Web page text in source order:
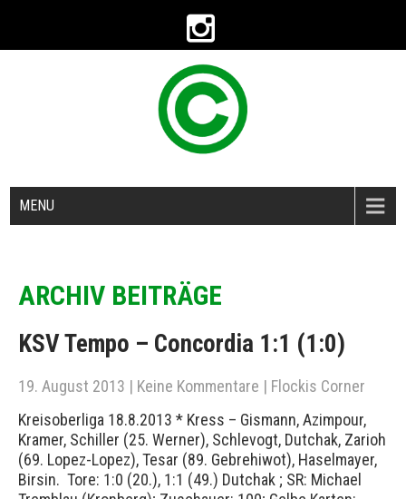
MENU
ARCHIV BEITRÄGE
KSV Tempo – Concordia 1:1 (1:0)
19. August 2013 | Keine Kommentare | Flockis Corner
Kreisoberliga 18.8.2013 * Kress – Gismann, Azimpour,
Kramer, Schiller (25. Werner), Schlevogt, Dutchak, Zarioh
(69. Lopez-Lopez), Tesar (89. Gebrehiwot), Haselmayer,
Birsin. Tore: 1:0 (20.), 1:1 (49.) Dutchak ; SR: Michael